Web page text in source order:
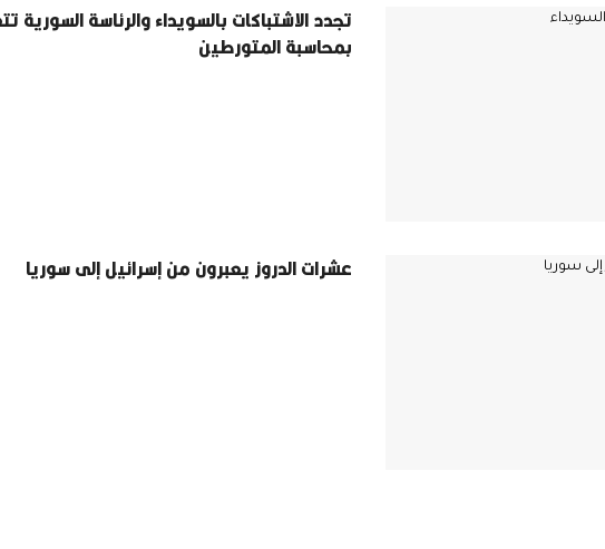
تجدد الاشتباكات بالسويداء والرئاسة السورية
بمحاسبة المتورطين
عشرات الدروز يعبرون من إسرائيل إلى سوريا